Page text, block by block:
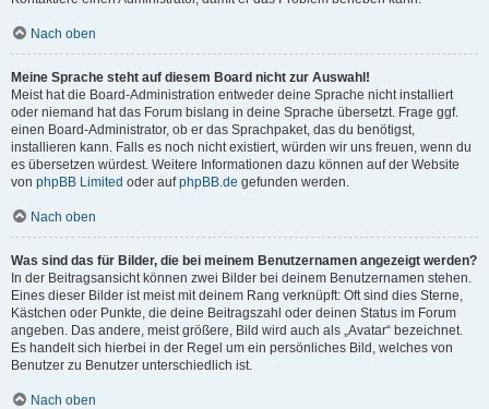
Nach oben
Meine Sprache steht auf diesem Board nicht zur Auswahl!
Meist hat die Board-Administration entweder deine Sprache nicht installiert
oder niemand hat das Forum bislang in deine Sprache übersetzt. Frage ggf.
einen Board-Administrator, ob er das Sprachpaket, das du benötigst,
installieren kann. Falls es noch nicht existiert, würden wir uns freuen, wenn du
es übersetzen würdest. Weitere Informationen dazu können auf der Website
von phpBB Limited oder aufphpBB.de gefunden werden.
Nach oben
Was sind das für Bilder, die bei meinem Benutzernamen angezeigt werden?
In der Beitragsansicht können zwei Bilder bei deinem Benutzernamen stehen.
Eines dieser Bilder ist meist mit deinem Rang verknüpft: Oft sind dies Sterne,
Kästchen oder Punkte, die deine Beitragszahl oder deinen Status im Forum
angeben. Das andere, meist größere, Bild wird auch als „Avatar“ bezeichnet.
Es handelt sich hierbei in der Regel um ein persönliches Bild, welches von
Benutzer zu Benutzer unterschiedlich ist.
Nach oben